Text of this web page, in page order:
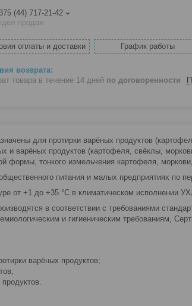
(44) 717-21-42
продаж
оплаты и доставки График работы
товара в течение 14 дней по договоренности
для протирки варёных продуктов
и варёных продуктов (картофеля, свёклы,
формы, тонкого измельчения картофеля,
питания и малых предприятиях по
от +1 до +35 °С в климатическом исполнении
в соответствии с требованиями
и гигиеническим требованиям,
варёных продуктов;